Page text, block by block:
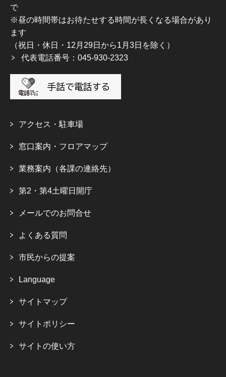
で
※昼の時間帯はお待たせする時間が長くなる場合があり
ます
（祝日・休日・12月29日から1月3日を除く）
代表電話番号：045-930-2323
アクセス・駐車場
窓口案内・フロアマップ
業務案内（各課の連絡先）
第2・第4土曜日開庁
メールでのお問合せ
よくある質問
市民からの提案
Language
サイトマップ
サイトポリシー
サイトの使い方